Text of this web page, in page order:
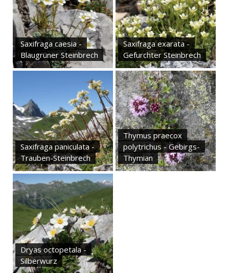
Saxifraga caesia -
Blaugrüner Steinbrech
Saxifraga exarata -
Gefurchter Steinbrech
Saxifraga paniculata -
Trauben-Steinbrech
Thymus praecox
polytrichus - Gebirgs-
Thymian
Dryas octopetala -
Silberwurz